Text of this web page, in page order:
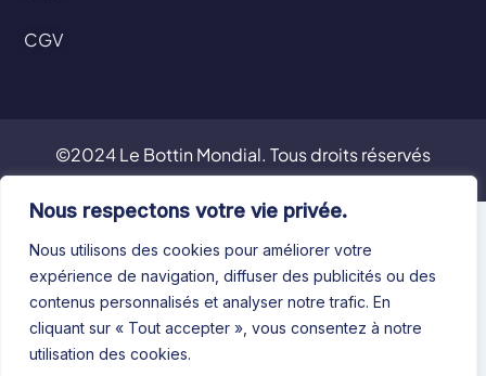
Nous respectons votre vie privée.
Nous utilisons des cookies pour améliorer votre
expérience de navigation, diffuser des publicités ou des
contenus personnalisés et analyser notre trafic. En
cliquant sur « Tout accepter », vous consentez à notre
utilisation des cookies.
CGV
©2024 Le Bottin Mondial. Tous droits réservés